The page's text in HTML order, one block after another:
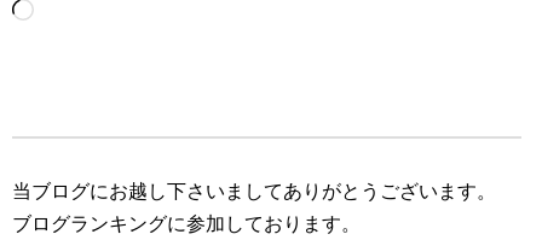
読
中…
当ブログにお越し下さいましてありがとうございます。
ブログランキングに参加しております。